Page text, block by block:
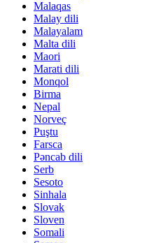
Malaqas
Malay dili
Malayalam
Malta dili
Maori
Marati dili
Monqol
Birma
Nepal
Norveç
Puştu
Farsca
Pəncab dili
Serb
Sesoto
Sinhala
Slovak
Sloven
Somali